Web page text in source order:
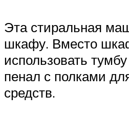
Эта стиральная
шкафу. Вместо
использовать
пенал с полками
средств.